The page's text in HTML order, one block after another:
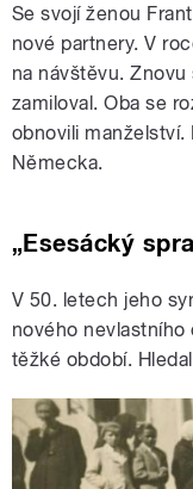
Se svojí ženou
nové partnery. V
na návštěvu.
zamiloval. Oba se
obnovili manželství.
Německa.
„Esesácký
V 50. letech jeho
nového nevlastního
těžké období.